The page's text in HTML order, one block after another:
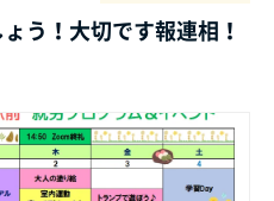
う！大切です報連相！